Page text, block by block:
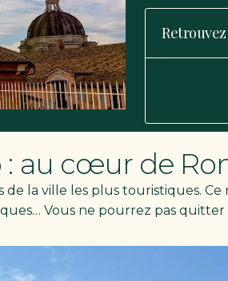
: au cœur de
la ville les plus touristiques.
Vous ne pourrez pas quitter